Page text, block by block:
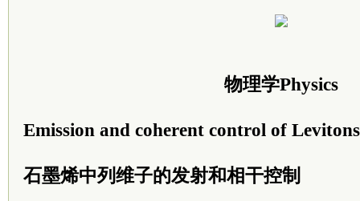
物理学Physics
Emission and coherent control of
石墨烯中列维子的发射和相干控制